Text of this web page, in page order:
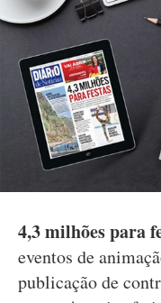
4,3 milhões para
eventos de
publicação de